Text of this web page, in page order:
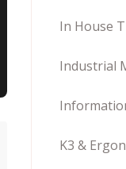
In House
Industrial
K3 &